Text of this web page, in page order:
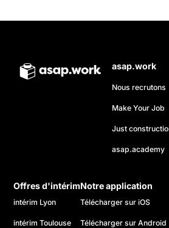
asap.work
Nous recrutons
Make Your Job
Just
asap.academy
Offres d'intérim
intérim Lyon
intérim Toulouse
Notre application
Télécharger sur iOS
Télécharger sur Android